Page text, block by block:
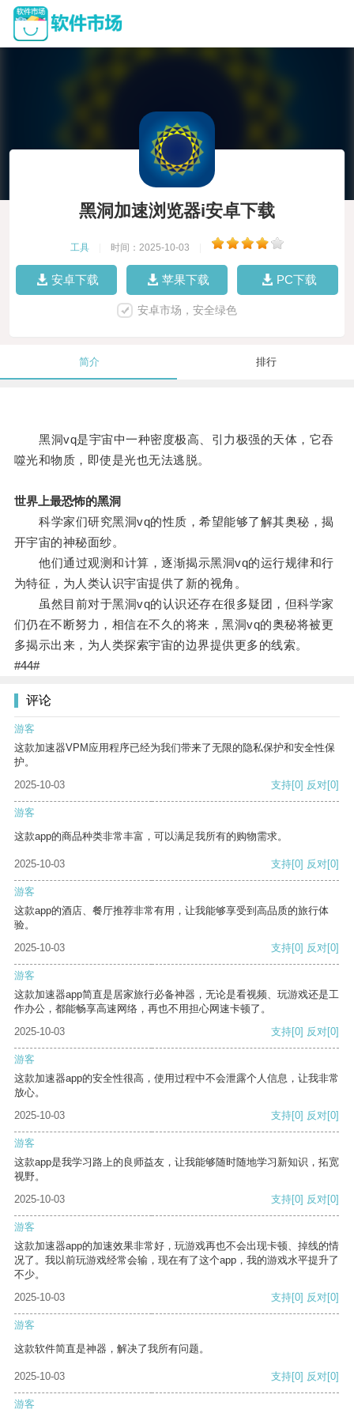
黑洞加速浏览器i安卓下载
工具 时间：2025-10-03
安卓下载 苹果下载 PC下载
安卓市场，安全绿色
简介 排行
黑洞vq是宇宙中一种密度极高、引力极强的天体，它吞
噬光和物质，即使是光也无法逃脱。
世界上最恐怖的黑洞
科学家们研究黑洞vq的性质，希望能够了解其奥秘，揭
开宇宙的神秘面纱。
他们通过观测和计算，逐渐揭示黑洞vq的运行规律和行
为特征，为人类认识宇宙提供了新的视角。
虽然目前对于黑洞vq的认识还存在很多疑团，但科学家
们仍在不断努力，相信在不久的将来，黑洞vq的奥秘将被更
多揭示出来，为人类探索宇宙的边界提供更多的线索。
#44#
评论
游客
这款加速器VPM应用程序已经为我们带来了无限的隐私保护和安全性保
护。
2025-10-03
支持[0] 反对[0]
游客
这款app的商品种类非常丰富，可以满足我所有的购物需求。
2025-10-03 支持[0] 反对[0]
游客
这款app的酒店、餐厅推荐非常有用，让我能够享受到高品质的旅行体
验。
2025-10-03
支持[0] 反对[0]
游客
这款加速器app简直是居家旅行必备神器，无论是看视频、玩游戏还是工
作办公，都能畅享高速网络，再也不用担心网速卡顿了。
2025-10-03
支持[0] 反对[0]
游客
这款加速器app的安全性很高，使用过程中不会泄露个人信息，让我非常
放心。
2025-10-03
支持[0] 反对[0]
游客
这款app是我学习路上的良师益友，让我能够随时随地学习新知识，拓宽
视野。
2025-10-03
支持[0] 反对[0]
游客
这款加速器app的加速效果非常好，玩游戏再也不会出现卡顿、掉线的情
况了。我以前玩游戏经常会输，现在有了这个app，我的游戏水平提升了
不少。
2025-10-03
支持[0] 反对[0]
游客
这款软件简直是神器，解决了我所有问题。
2025-10-03 支持[0] 反对[0]
游客